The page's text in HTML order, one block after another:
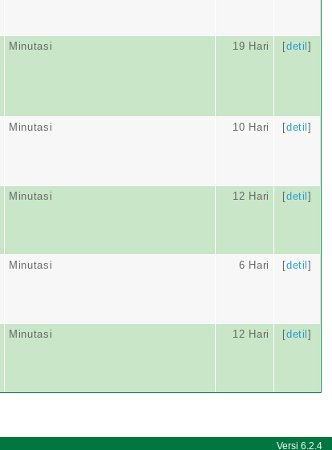
Minutasi 19 Hari [detil]
Minutasi 10 Hari [detil]
Minutasi 12 Hari [detil]
Minutasi 6 Hari [detil]
Minutasi 12 Hari [detil]
Versi 6.2.4